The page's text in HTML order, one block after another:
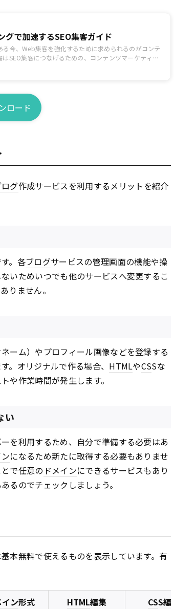
グで加速するSEO集客ガイド
今、Web集客を強化するために求められるのがコンテ
SEO集客につなげるための、コンテンツマーケティン
ロード
ログ作成サービスを利用するメリットを紹介
。各ブログサービスの管理画面の機能や操
いためいつでも他のサービスへ変更するこ
りません。
ーム）やプロフィール画像などを登録する
。オリジナルで作る場合、 HTMLやCSSな
や作業時間が発生します。
い
を利用するため、自分で準備する必要はあ
になるため新たに取得する必要もありませ
で任意の ドメインにできるサービスもあり
るのでチェックしましょう。
本無料で使えるものを表示しています。有
イン形式 HTML編集 CSS編集